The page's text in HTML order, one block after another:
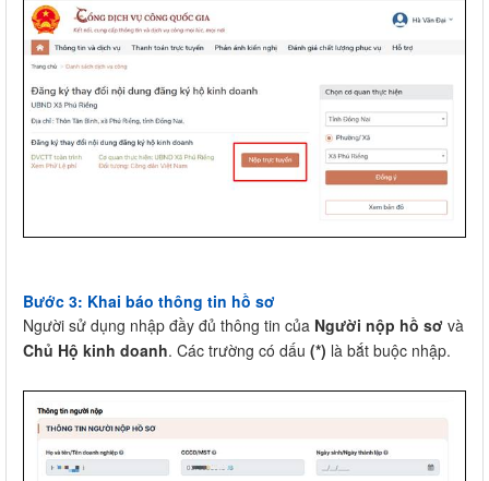
Bước 3: Khai báo thông tin hồ sơ
Người sử dụng nhập đầy đủ thông tin của Người nộp hồ sơ và
Chủ Hộ kinh doanh. Các trường có dấu (*) là bắt buộc nhập.